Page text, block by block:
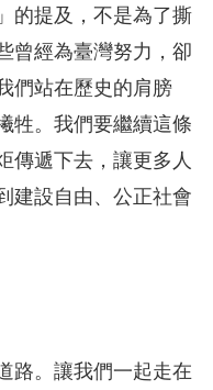
的提及，不是為了撕
曾經為臺灣努力，卻
們站在歷史的肩膀
牲。我們要繼續這條
傳遞下去，讓更多人
建設自由、公正社會
路。讓我們一起走在